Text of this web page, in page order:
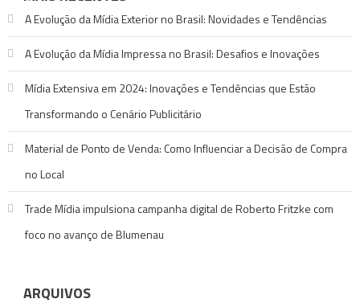
A Evolução da Mídia Exterior no Brasil: Novidades e Tendências
A Evolução da Mídia Impressa no Brasil: Desafios e Inovações
Mídia Extensiva em 2024: Inovações e Tendências que Estão
Transformando o Cenário Publicitário
Material de Ponto de Venda: Como Influenciar a Decisão de Compra
no Local
Trade Mídia impulsiona campanha digital de Roberto Fritzke com
foco no avanço de Blumenau
ARQUIVOS